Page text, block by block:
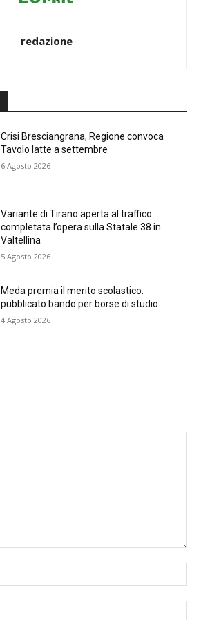
redazione
Crisi Bresciangrana, Regione convoca
Tavolo latte a settembre
6 Agosto 2026
Variante di Tirano aperta al traffico:
completata l’opera sulla Statale 38 in
Valtellina
5 Agosto 2026
Meda premia il merito scolastico:
pubblicato bando per borse di studio
4 Agosto 2026